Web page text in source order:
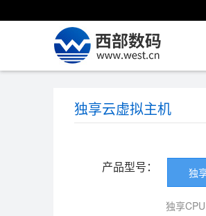
独享云虚拟主机
产品型号： 独
独享